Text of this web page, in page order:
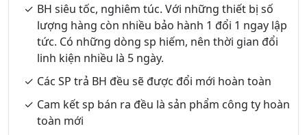
BH siêu tốc, nghiêm túc. Với những thiết bị số
lượng hàng còn nhiều bảo hành 1 đổi 1 ngay lập
tức. Có những dòng sp hiếm, nên thời gian đổi
linh kiện nhiều là 5 ngày.
Các SP trả BH đều sẽ được đổi mới hoàn toàn
Cam kết sp bán ra đều là sản phẩm công ty hoàn
toàn mới